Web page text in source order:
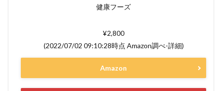
健康フーズ
¥2,800
(2022/07/02 09:10:28時点 Amazon調べ-詳細)
Amazon